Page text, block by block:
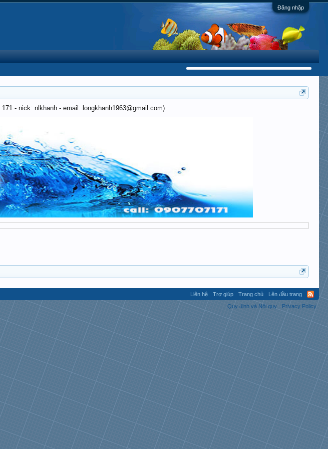
Đăng nhập
- nick: nlkhanh - email: longkhanh1963@gmail.com)
Liên hệ Trợ giúp Trang chủ
Lên đầu trang
Quy định và Nội quy
Privacy Policy